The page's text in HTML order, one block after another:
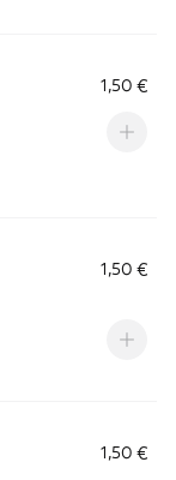
1,50 €
1,50 €
1,50 €